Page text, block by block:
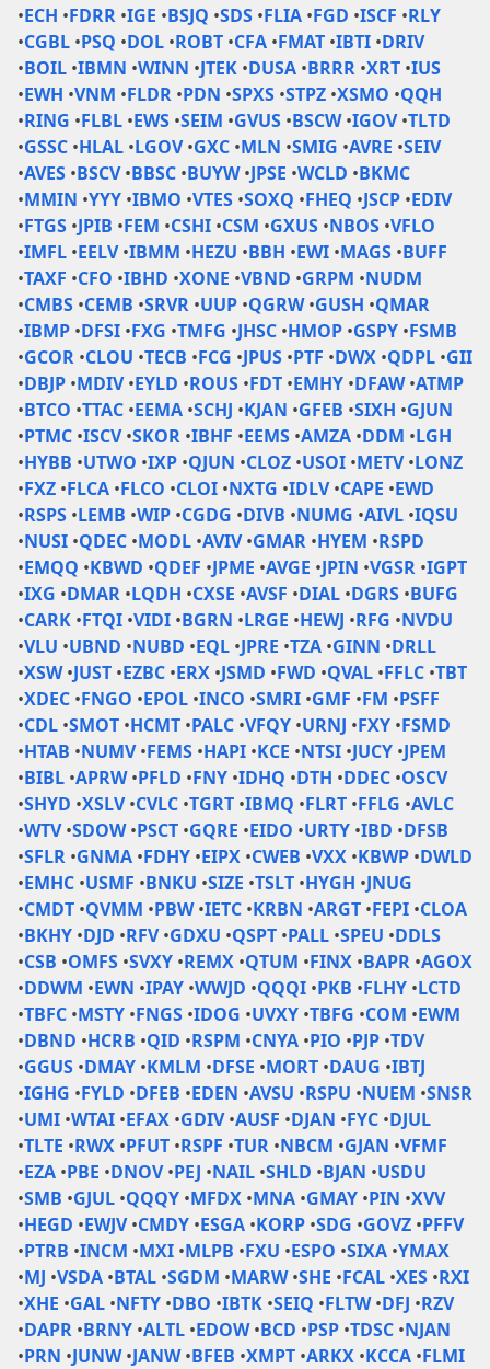
•ECH •FDRR •IGE •BSJQ •SDS •FLIA •FGD •ISCF •RLY
•CGBL •PSQ •DOL •ROBT •CFA •FMAT •IBTI •DRIV
•BOIL •IBMN •WINN •JTEK •DUSA •BRRR •XRT •IUS
•EWH •VNM •FLDR •PDN •SPXS •STPZ •XSMO •QQH
•RING •FLBL •EWS •SEIM •GVUS •BSCW •IGOV •TLTD
•GSSC •HLAL •LGOV •GXC •MLN •SMIG •AVRE •SEIV
•AVES •BSCV •BBSC •BUYW •JPSE •WCLD •BKMC
•MMIN •YYY •IBMO •VTES •SOXQ •FHEQ •JSCP •EDIV
•FTGS •JPIB •FEM •CSHI •CSM •GXUS •NBOS •VFLO
•IMFL •EELV •IBMM •HEZU •BBH •EWI •MAGS •BUFF
•TAXF •CFO •IBHD •XONE •VBND •GRPM •NUDM
•CMBS •CEMB •SRVR •UUP •QGRW •GUSH •QMAR
•IBMP •DFSI •FXG •TMFG •JHSC •HMOP •GSPY •FSMB
•GCOR •CLOU •TECB •FCG •JPUS •PTF •DWX •QDPL •GII
•DBJP •MDIV •EYLD •ROUS •FDT •EMHY •DFAW •ATMP
•BTCO •TTAC •EEMA •SCHJ •KJAN •GFEB •SIXH •GJUN
•PTMC •ISCV •SKOR •IBHF •EEMS •AMZA •DDM •LGH
•HYBB •UTWO •IXP •QJUN •CLOZ •USOI •METV •LONZ
•FXZ •FLCA •FLCO •CLOI •NXTG •IDLV •CAPE •EWD
•RSPS •LEMB •WIP •CGDG •DIVB •NUMG •AIVL •IQSU
•NUSI •QDEC •MODL •AVIV •GMAR •HYEM •RSPD
•EMQQ •KBWD •QDEF •JPME •AVGE •JPIN •VGSR •IGPT
•IXG •DMAR •LQDH •CXSE •AVSF •DIAL •DGRS •BUFG
•CARK •FTQI •VIDI •BGRN •LRGE •HEWJ •RFG •NVDU
•VLU •UBND •NUBD •EQL •JPRE •TZA •GINN •DRLL
•XSW •JUST •EZBC •ERX •JSMD •FWD •QVAL •FFLC •TBT
•XDEC •FNGO •EPOL •INCO •SMRI •GMF •FM •PSFF
•CDL •SMOT •HCMT •PALC •VFQY •URNJ •FXY •FSMD
•HTAB •NUMV •FEMS •HAPI •KCE •NTSI •JUCY •JPEM
•BIBL •APRW •PFLD •FNY •IDHQ •DTH •DDEC •OSCV
•SHYD •XSLV •CVLC •TGRT •IBMQ •FLRT •FFLG •AVLC
•WTV •SDOW •PSCT •GQRE •EIDO •URTY •IBD •DFSB
•SFLR •GNMA •FDHY •EIPX •CWEB •VXX •KBWP •DWLD
•EMHC •USMF •BNKU •SIZE •TSLT •HYGH •JNUG
•CMDT •QVMM •PBW •IETC •KRBN •ARGT •FEPI •CLOA
•BKHY •DJD •RFV •GDXU •QSPT •PALL •SPEU •DDLS
•CSB •OMFS •SVXY •REMX •QTUM •FINX •BAPR •AGOX
•DDWM •EWN •IPAY •WWJD •QQQI •PKB •FLHY •LCTD
•TBFC •MSTY •FNGS •IDOG •UVXY •TBFG •COM •EWM
•DBND •HCRB •QID •RSPM •CNYA •PIO •PJP •TDV
•GGUS •DMAY •KMLM •DFSE •MORT •DAUG •IBTJ
•IGHG •FYLD •DFEB •EDEN •AVSU •RSPU •NUEM •SNSR
•UMI •WTAI •EFAX •GDIV •AUSF •DJAN •FYC •DJUL
•TLTE •RWX •PFUT •RSPF •TUR •NBCM •GJAN •VFMF
•EZA •PBE •DNOV •PEJ •NAIL •SHLD •BJAN •USDU
•SMB •GJUL •QQQY •MFDX •MNA •GMAY •PIN •XVV
•HEGD •EWJV •CMDY •ESGA •KORP •SDG •GOVZ •PFFV
•PTRB •INCM •MXI •MLPB •FXU •ESPO •SIXA •YMAX
•MJ •VSDA •BTAL •SGDM •MARW •SHE •FCAL •XES •RXI
•XHE •GAL •NFTY •DBO •IBTK •SEIQ •FLTW •DFJ •RZV
•DAPR •BRNY •ALTL •EDOW •BCD •PSP •TDSC •NJAN
•PRN •JUNW •JANW •BFEB •XMPT •ARKX •KCCA •FLMI